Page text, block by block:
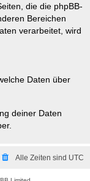
die die phpBB-
Bereichen
verarbeitet, wird
Daten über
deiner Daten
Alle Zeiten sind UTC